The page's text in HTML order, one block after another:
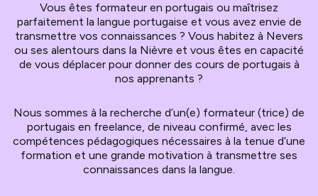
Vous êtes formateur en portugais ou maîtrisez
parfaitement la langue portugaise et vous avez envie de
transmettre vos connaissances ? Vous habitez à Nevers
ou ses alentours dans la Nièvre et vous êtes en capacité
de vous déplacer pour donner des cours de portugais à
nos apprenants ?
Nous sommes à la recherche d’un(e) formateur (trice) de
portugais en freelance, de niveau confirmé, avec les
compétences pédagogiques nécessaires à la tenue d’une
formation et une grande motivation à transmettre ses
connaissances dans la langue.